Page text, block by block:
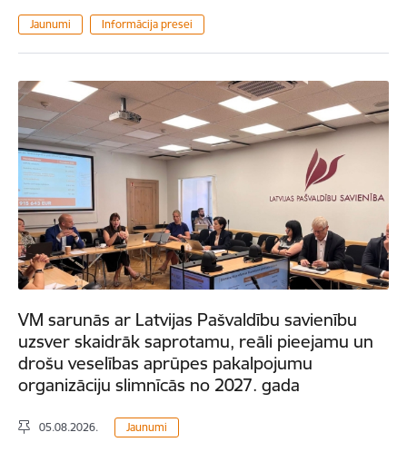
Jaunumi Informācija presei
VM sarunās ar Latvijas Pašvaldību savienību
uzsver skaidrāk saprotamu, reāli pieejamu un
drošu veselības aprūpes pakalpojumu
organizāciju slimnīcās no 2027. gada
05.08.2026. Jaunumi